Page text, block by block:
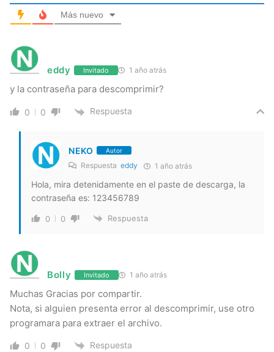
Más nuevo
eddy Invitado 1 año atrás
y la contraseña para descomprimir?
0 0 Respuesta
NEKO Autor
Respuesta eddy 1 año atrás
Hola, mira detenidamente en el paste de descarga, la
contraseña es: 123456789
0 0 Respuesta
Bolly Invitado 1 año atrás
Muchas Gracias por compartir.
Nota, si alguien presenta error al descomprimir, use otro
programara para extraer el archivo.
0 0 Respuesta